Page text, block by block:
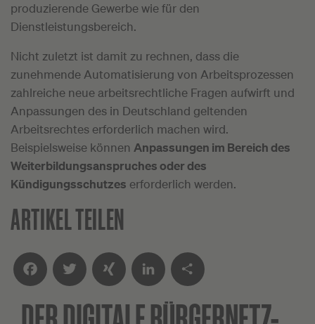
produzierende Gewerbe wie für den
Dienstleistungsbereich.
Nicht zuletzt ist damit zu rechnen, dass die
zunehmende Automatisierung von Arbeitsprozessen
zahlreiche neue arbeitsrechtliche Fragen aufwirft und
Anpassungen des in Deutschland geltenden
Arbeitsrechtes erforderlich machen wird.
Beispielsweise können Anpassungen im Bereich des
Weiterbildungsanspruches oder des
Kündigungsschutzes erforderlich werden.
ARTIKEL TEILEN
FacebookTwitter XING LinkedInTeilen